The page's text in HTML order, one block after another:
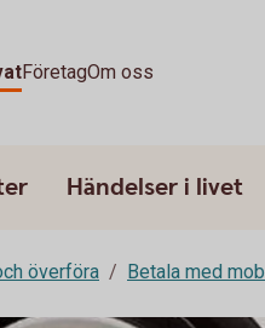
FöretagOm oss
Händelser i livet
överföra Betala med